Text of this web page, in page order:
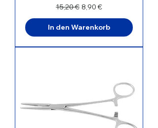
Standardpreis
15,20 € Sale-Preis
8,90 €
In den Warenkorb